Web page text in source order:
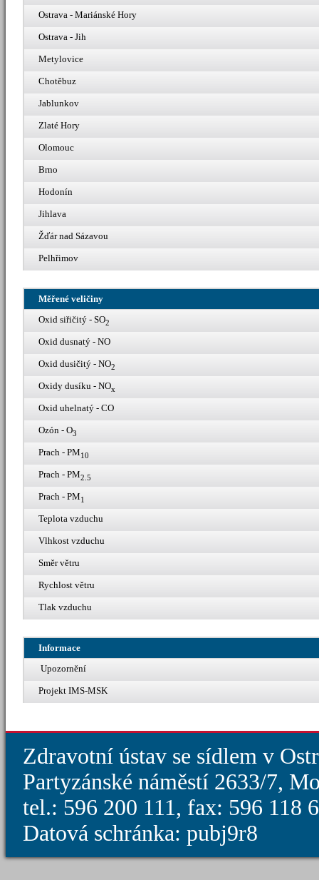
Ostrava - Mariánské Hory
Ostrava - Jih
Metylovice
Chotěbuz
Jablunkov
Zlaté Hory
Olomouc
Brno
Hodonín
Jihlava
Žďár nad Sázavou
Pelhřimov
Měřené veličiny
Oxid siřičitý - SO2
Oxid dusnatý - NO
Oxid dusičitý - NO2
Oxidy dusíku - NOx
Oxid uhelnatý - CO
Ozón - O3
Prach - PM10
Prach - PM2.5
Prach - PM1
Teplota vzduchu
Vlhkost vzduchu
Směr větru
Rychlost větru
Tlak vzduchu
Informace
Upozornění
Projekt IMS-MSK
Zdravotní ústav se sídlem v
Partyzánské náměstí 2633/7,
tel.: 596 200 111, fax: 596 118
Datová schránka: pubj9r8